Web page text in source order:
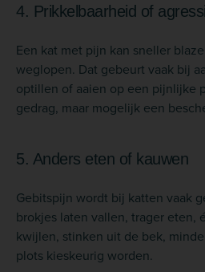
4. Prikkelbaarheid of
Een kat met pijn kan sneller
weglopen. Dat gebeurt vaak bij
optillen of aaien op een pijnlijke
gedrag, maar mogelijk een
5. Anders eten of kauwen
Gebitspijn wordt bij katten vaak
brokjes laten vallen, trager eten,
kwijlen, stinken uit de bek,
plots kieskeurig worden.